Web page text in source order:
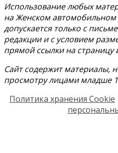
Использование любых
на Женском автомобильном
допускается только с
редакции и с условием
прямой ссылки на страницу
Сайт содержит материалы,
просмотру лицами младше
Политика хранения Cookie